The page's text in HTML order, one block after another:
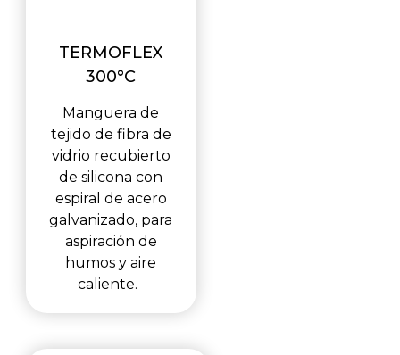
TERMOFLEX
300°C
Manguera de
tejido de fibra de
vidrio recubierto
de silicona con
espiral de acero
galvanizado, para
aspiración de
humos y aire
caliente.